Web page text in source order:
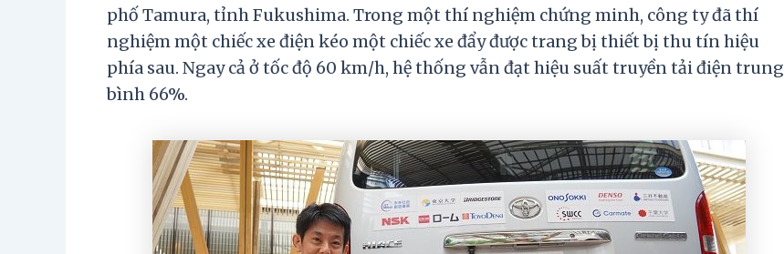
phố Tamura, tỉnh Fukushima. Trong một thí nghiệm chứng minh, công ty đã thí
nghiệm một chiếc xe điện kéo một chiếc xe đẩy được trang bị thiết bị thu tín hiệu
phía sau. Ngay cả ở tốc độ 60 km/h, hệ thống vẫn đạt hiệu suất truyền tải điện trung
bình 66%.